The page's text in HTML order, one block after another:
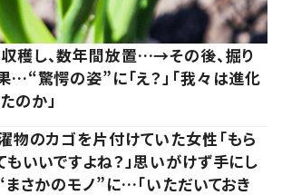
穫し、数年間放置…→その後、掘り
…“驚愕の姿”に「え？」「我々は進化
のか」
物のカゴを片付けていた女性「もら
もいいですよね？」思いがけず手にし
まさかのモノ”に…「いただいておき